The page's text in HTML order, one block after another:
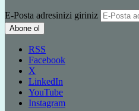
E-Posta adresinizi giriniz
RSS
Facebook
X
LinkedIn
YouTube
Instagram